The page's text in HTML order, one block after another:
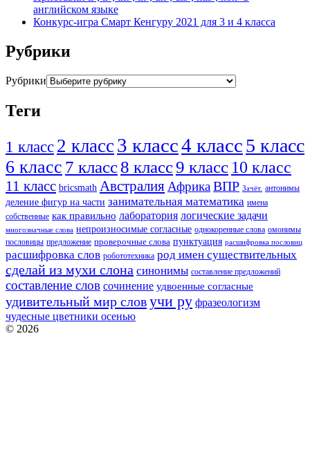
английском языке
Конкурс-игра Смарт Кенгуру 2021 для 3 и 4 класса
Рубрики
Рубрики
Теги
1 класс2 класс3 класс4 класс5 класс
6 класс 7 класс8 класс9 класс 10 класс
11 класс bricsmath Австралия АфрикаВПР Зачёт. антонимы
деление фигур на части занимательная математика имена
собственные как правильно лаборатория логические задачи
многозначные слова непроизносимые согласные однокоренные слова омонимы
пословицы предложение проверочные слова пунктуация расшифровка пословиц
расшифровка слов робототехника род имен существительных
сделай из мухи слона синонимы составление предложений
составление слов сочинение удвоенные согласные
удивительный мир словучи ру фразеологизм
чудесные цветники осенью
© 2026